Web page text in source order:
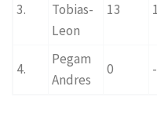
3.
Tobias-
Leon
13
4.
Pegam
Andres
0